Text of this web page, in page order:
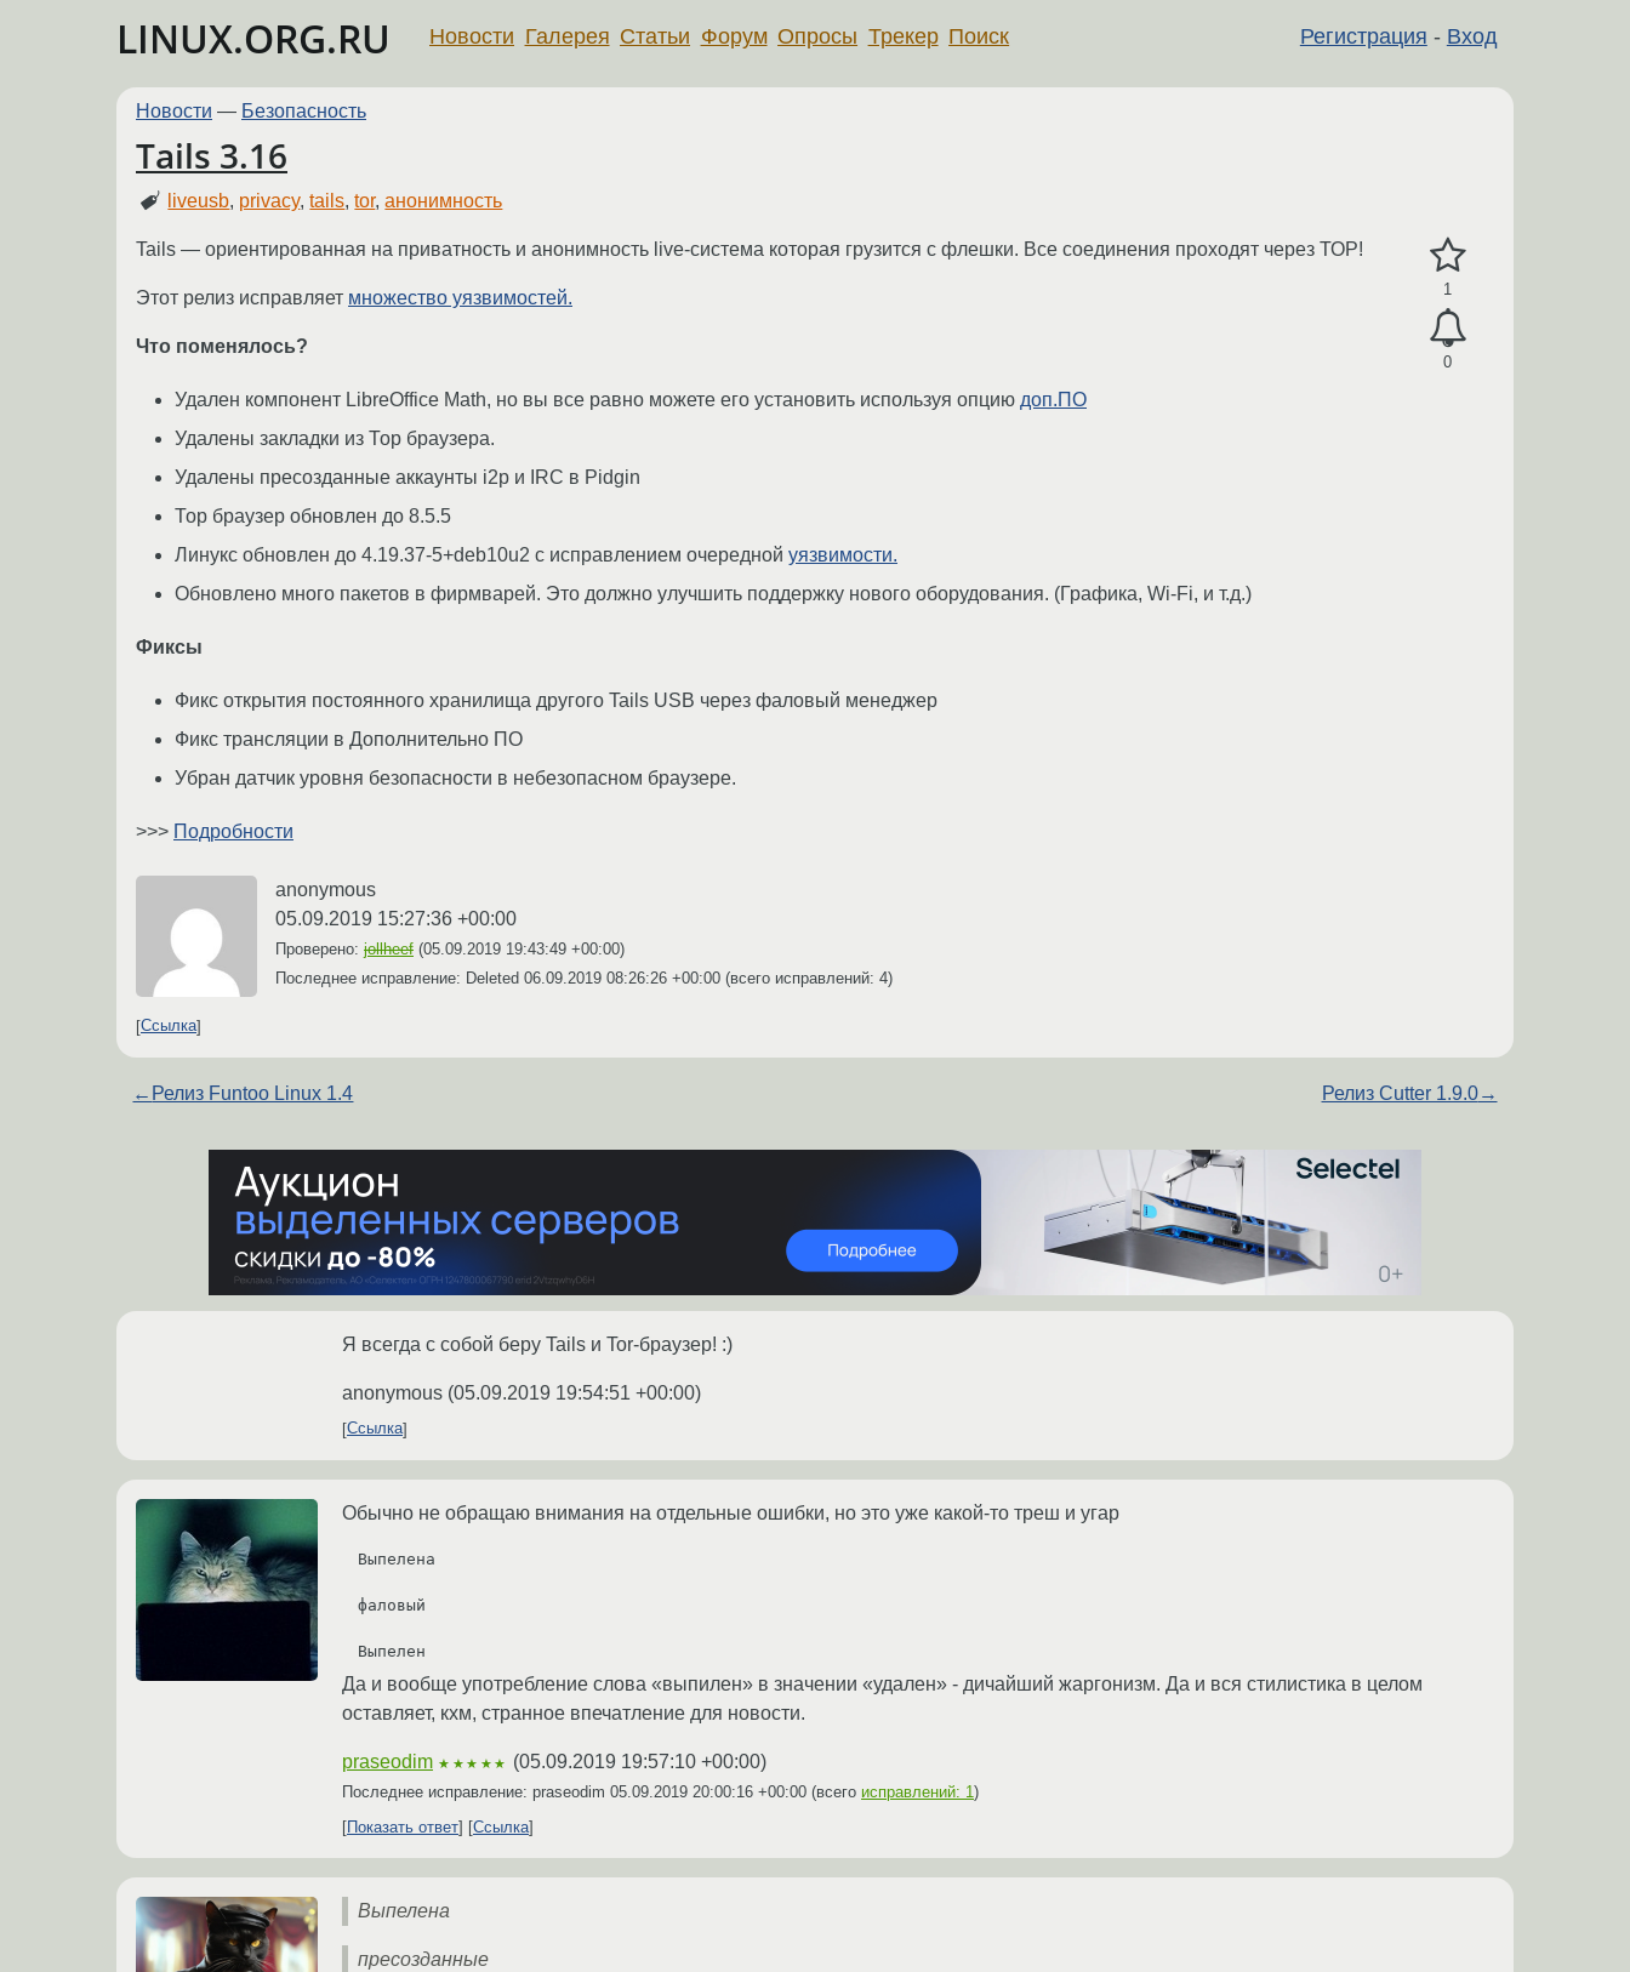
LINUX.ORG.RU Регистрация - Вход
Новости Галерея Статьи Форум Опросы Трекер Поиск
Новости — Безопасность
Tails 3.16
liveusb, privacy,tails,tor,анонимность
1
0
Tails — ориентированная на приватность и анонимность live-система которая грузится с флешки. Все соединения проходят через ТОР!
Этот релиз исправляет множество уязвимостей.
Что поменялось?
Удален компонент LibreOffice Math, но вы все равно можете его установить используя опцию доп.ПО
Удалены закладки из Тор браузера.
Удалены пресозданные аккаунты i2p и IRC в Pidgin
Тор браузер обновлен до 8.5.5
Линукс обновлен до 4.19.37-5+deb10u2 с исправлением очередной уязвимости.
Обновлено много пакетов в фирмварей. Это должно улучшить поддержку нового оборудования. (Графика, Wi-Fi, и т.д.)
Фиксы
Фикс открытия постоянного хранилища другого Tails USB через фаловый менеджер
Фикс трансляции в Дополнительно ПО
Убран датчик уровня безопасности в небезопасном браузере.
>>> Подробности
anonymous
05.09.2019 15:27:36 +00:00
Проверено: jollheef (05.09.2019 19:43:49 +00:00)
Последнее исправление: Deleted 06.09.2019 08:26:26 +00:00 (всего исправлений: 4)
Ссылка
← Релиз Funtoo Linux 1.4 Релиз Cutter 1.9.0→
Я всегда с собой беру Tails и Tor-браузер! :)
anonymous (05.09.2019 19:54:51 +00:00)
Ссылка
Обычно не обращаю внимания на отдельные ошибки, но это уже какой-то треш и угар
Выпелена
фаловый
Да и вообще употребление слова «выпилен» в значении «удален» - дичайший жаргонизм. Да и вся стилистика в целом
оставляет, кхм, странное впечатление для новости.
praseodim ★★★★★ (05.09.2019 19:57:10 +00:00)
Последнее исправление: praseodim 05.09.2019 20:00:16 +00:00 (всего исправлений: 1)
Показать ответ
Ссылка
Выпелена
пресозданные